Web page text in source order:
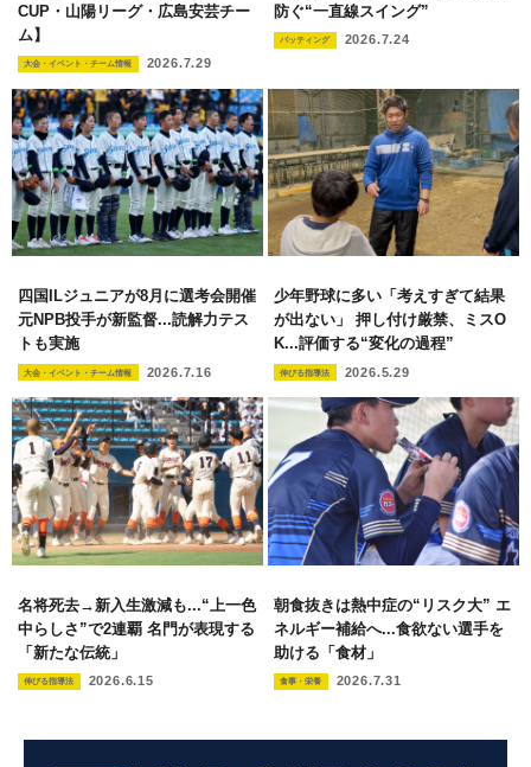
CUP・山陽リーグ・広島安芸チー
ム】
大会・イベント・チーム情報 2026.7.29
防ぐ“一直線スイング”
バッティング 2026.7.24
四国ILジュニアが8月に選考会開催
元NPB投手が新監督...読解力テス
トも実施
大会・イベント・チーム情報 2026.7.16
少年野球に多い「考えすぎて結果
が出ない」 押し付け厳禁、ミスO
K...評価する“変化の過程”
伸びる指導法 2026.5.29
名将死去→新入生激減も...“上一色
中らしさ”で2連覇 名門が表現する
「新たな伝統」
伸びる指導法 2026.6.15
朝食抜きは熱中症の“リスク大” エ
ネルギー補給へ...食欲ない選手を
助ける「食材」
食事・栄養 2026.7.31